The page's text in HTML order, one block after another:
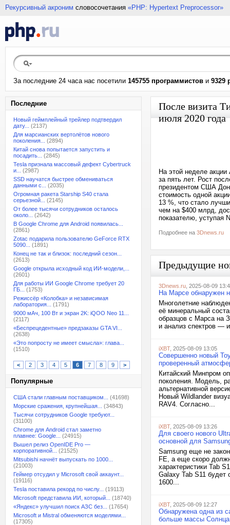
Рекурсивный акроним словосочетания «PHP: Hypertext Preprocessor»
За последние 24 часа нас посетили 145755 программистов и 9329
Последние
Новый геймплейный трейлер подтвердил
дату...
(2137)
Для марсианских вертолётов нового
поколения...
(2894)
Китай снова попытается запустить и
посадить...
(2845)
Tesla признала массовый дефект Cybertruck
и...
(2987)
SSD научатся быстрее обмениваться
данными с...
(2035)
Огромная ракета Starship S40 стала
серьезной...
(2145)
От более тысячи сотрудников осталось
около...
(2642)
В Google Chrome для Android появилась...
(2861)
Zotac подарила пользователю GeForce RTX
5090...
(1891)
Конец не так и близок: последний сезон...
(2613)
Google открыла исходный код ИИ-модели,...
(2601)
Для работы ИИ Google Chrome требует 20
ГБ...
(1753)
Режиссёр «Колобка» и независимая
лаборатория...
(1791)
9000 мАч, 100 Вт и экран 2K: iQOO Neo 11...
(2117)
«Беспрецедентные» предзаказы GTA VI...
(2638)
«Это попросту не имеет смысла»: глава...
(1510)
< 2 3 4 5 6 7 8 9 >
Популярные
США стали главным поставщиком...
(41698)
Морские сражения, крупнейшая...
(34843)
Тысячи сотрудников Google требуют...
(31100)
Chrome для Android стал заметно
плавнее: Google...
(24915)
Вышел релиз OpenIDE Pro —
корпоративной...
(21525)
Mitsubishi начнёт выпускать по 1000...
(21003)
Геймер отсудил у Microsoft свой аккаунт...
(19116)
Tesla поставила рекорд по числу...
(19113)
Microsoft представила ИИ, который...
(18740)
«Яндекс» улучшил поиск АЗС без...
(17654)
Microsoft и Mistral обменяются моделями...
(17305)
После визита
июля 2020 года
На этой неделе
за пять лет. Рост
президентом США
стоимость одной
13 %, что стало
чем на $400 млрд,
показателю, уступая
Подробнее на 3Dnews.ru
Предыдущие
3Dnews.ru , 2025-08-09
На Марсе обнаружен
Многолетние
её минеральный
образцов с Марса на
и анализ спектров —
iXBT, 2025-08-09 13:05
Совершенно новый
проверенный
Китайский Минпром
поколения. Модель,
альтернативной
Новый Wildlander
RAV4. Согласно...
iXBT, 2025-08-09 13:26
Для своего нового
основной для
Samsung еще не
FE, а еще скоро
характеристики Tab
Galaxy Tab S11
1600...
iXBT, 2025-08-09 12:27
Обнаружена одна из
больше массы Солнца